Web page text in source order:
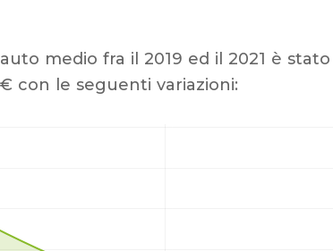
medio fra il 2019 ed il 2021 è
con le seguenti variazioni: